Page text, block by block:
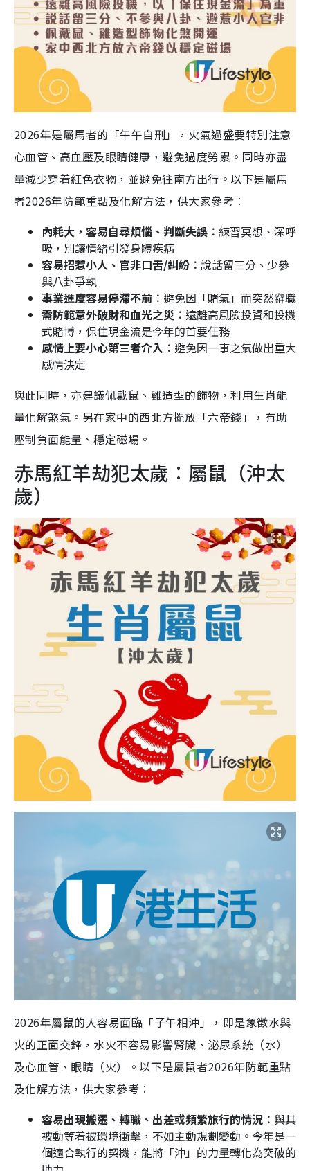
2026年是屬馬者的「午午自刑」，火氣過盛要特別注意
心血管、高血壓及眼睛健康，避免過度勞累。同時亦盡
量減少穿着紅色衣物，並避免往南方出行。以下是屬馬
者2026年防範重點及化解方法，供大家參考︰
內耗大，容易自尋煩惱、判斷失誤︰ 練習冥想、深呼
吸，別讓情緒引發身體疾病
容易招惹小人、官非口舌/糾紛︰ 說話留三分、少參
與八卦爭執
事業進度容易停滯不前︰ 避免因「賭氣」而突然辭職
需防範意外破財和血光之災︰ 遠離高風險投資和投機
式賭博，保住現金流是今年的首要任務
感情上要小心第三者介入︰ 避免因一事之氣做出重大
感情決定
與此同時，亦建議佩戴鼠、雞造型的飾物，利用生肖能
量化解煞氣。另在家中的西北方擺放「六帝錢」，有助
壓制負面能量、穩定磁場。
赤馬紅羊劫犯太歲︰屬鼠（沖太
歲）
2026年屬鼠的人容易面臨「子午相沖」，即是象徵水與
火的正面交鋒，水火不容易影響腎臟、泌尿系統（水）
及心血管、眼睛（火）。以下是屬鼠者2026年防範重點
及化解方法，供大家參考︰
容易出現搬遷、轉職、出差或頻繁旅行的情況︰ 與其
被動等着被環境衝擊，不如主動規劃變動。今年是一
個適合執行的契機，能將「沖」的力量轉化為突破的